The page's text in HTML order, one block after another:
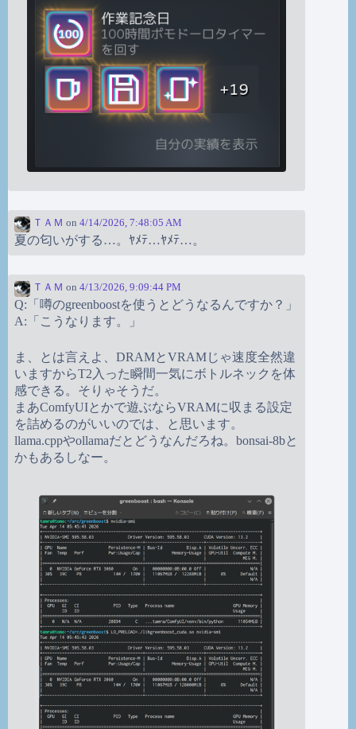
ＴＡＭ on 4/14/2026, 7:48:05 AM
夏の匂いがする…。ﾔﾒﾃ…ﾔﾒﾃ…。
ＴＡＭ on 4/13/2026, 9:09:44 PM
Q:「噂のgreenboostを使うとどうなるんですか？」
A:「こうなります。」
ま、とは言えよ、DRAMとVRAMじゃ速度全然違
いますからT2入った瞬間一気にボトルネックを体
感できる。そりゃそうだ。
まあComfyUIとかで遊ぶならVRAMに収まる設定
を詰めるのがいいのでは、と思います。
llama.cppやollamaだとどうなんだろね。bonsai-8bと
かもあるしなー。